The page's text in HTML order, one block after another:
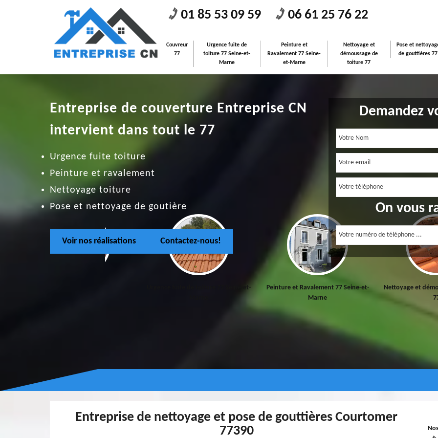
01 85 53 09 59 06 61 25 76 22
Couvreur
77
Urgence fuite de
toiture 77 Seine-et-
Marne
Peinture et
Ravalement 77 Seine-
et-Marne
Nettoyage et
démoussage de
toiture 77
Pose et
de gouttières 77
Entreprise de couverture Entreprise CN
intervient dans tout le 77
Urgence fuite toiture
Peinture et ravalement
Nettoyage toiture
Pose et nettoyage de goutière
Voir nos réalisations Contactez-nous!
Demandez
On vous
Peinture et Ravalement 77 Seine-et-
Nettoyage et démoussage de toiture
77
Pose et
Entreprise de nettoyage et pose de gouttières Courtomer
77390